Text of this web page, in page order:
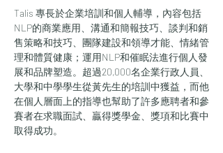
Talis 專長於企業培訓和個人輔導，內容包括
NLP的商業應用、溝通和簡報技巧、談判和銷
售策略和技巧、團隊建設和領導才能、情緒管
理和體質健康；運用NLP和催眠法進行個人發
展和品牌塑造。超過20,000名企業行政人員、
大學和中學學生從黃先生的培訓中獲益，而他
在個人層面上的指導也幫助了許多應聘者和參
賽者在求職面試、贏得獎學金、獎項和比賽中
取得成功。